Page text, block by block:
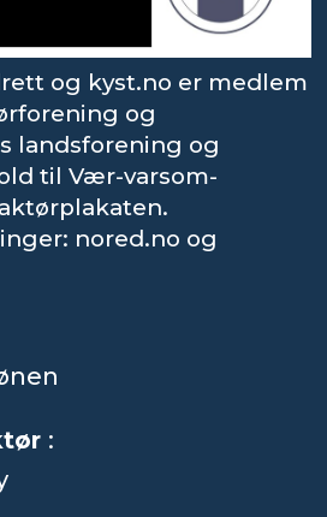
og kyst.no er medlem
og
landsforening og
til Vær-varsom-
nored.no og
: